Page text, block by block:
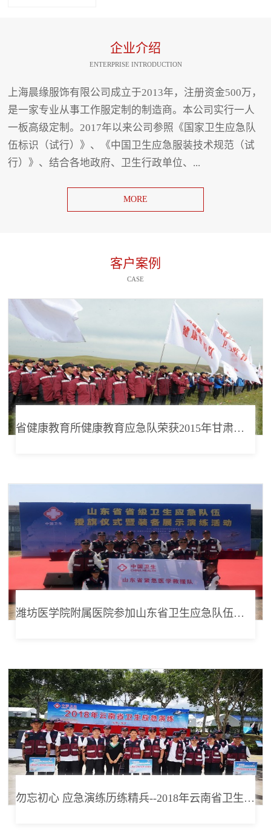
企业介绍
ENTERPRISE INTRODUCTION
上海晨缘服饰有限公司成立于2013年，注册资金500万，
是一家专业从事工作服定制的制造商。本公司实行一人
一板高级定制。2017年以来公司参照《国家卫生应急队
伍标识（试行）》、《中国卫生应急服装技术规范（试
行）》、结合各地政府、卫生行政单位、...
MORE
客户案例
CASE
省健康教育所健康教育应急队荣获2015年甘肃省卫生应急演练二等奖
潍坊医学院附属医院参加山东省卫生应急队伍授旗仪式暨装备展示演练
勿忘初心 应急演练历练精兵--2018年云南省卫生应急队昆明分队应急演练纪实